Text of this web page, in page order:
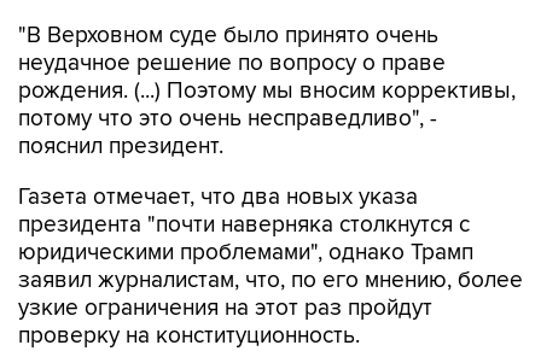
"В Верховном суде было принято очень
неудачное решение по вопросу о праве
рождения. (...) Поэтому мы вносим коррективы,
потому что это очень несправедливо", -
пояснил президент.
Газета отмечает, что два новых указа
президента "почти наверняка столкнутся с
юридическими проблемами", однако Трамп
заявил журналистам, что, по его мнению, более
узкие ограничения на этот раз пройдут
проверку на конституционность.